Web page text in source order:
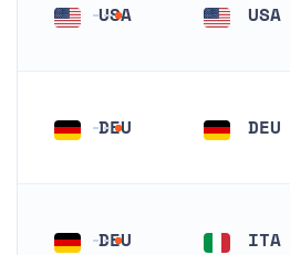
USA USA
DEU DEU
DEU ITA